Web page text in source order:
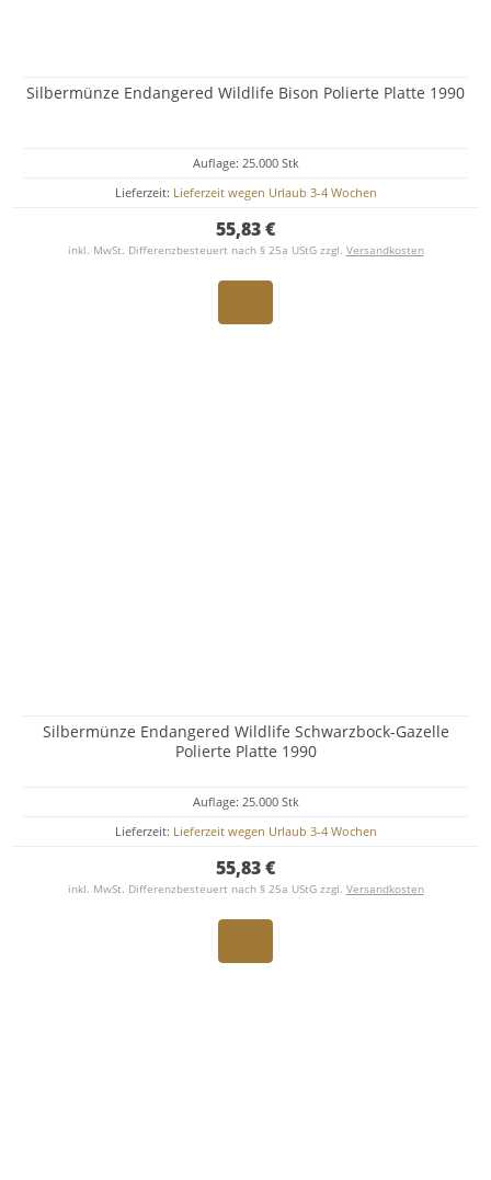
Silbermünze Endangered Wildlife Bison Polierte Platte 1990
Auflage: 25.000 Stk
Lieferzeit: Lieferzeit wegen Urlaub 3-4 Wochen
55,83 €
inkl. MwSt. Differenzbesteuert nach § 25a UStG zzgl. Versandkosten
Silbermünze Endangered Wildlife Schwarzbock-Gazelle
Polierte Platte 1990
Auflage: 25.000 Stk
Lieferzeit: Lieferzeit wegen Urlaub 3-4 Wochen
55,83 €
inkl. MwSt. Differenzbesteuert nach § 25a UStG zzgl. Versandkosten